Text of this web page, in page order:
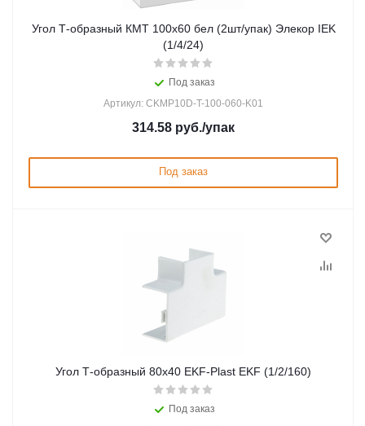
Угол Т-образный КМТ 100х60 бел (2шт/упак) Элекор IEK
(1/4/24)
Под заказ
Артикул: CKMP10D-T-100-060-K01
314.58 руб./упак
Под заказ
Угол Т-образный 80х40 EKF-Plast EKF (1/2/160)
Под заказ